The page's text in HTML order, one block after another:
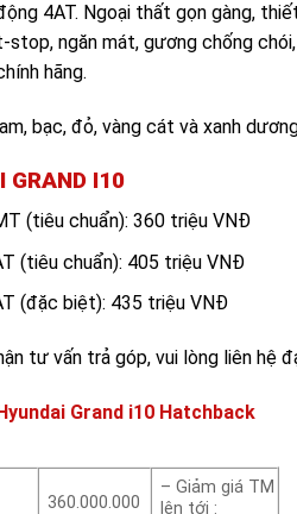
4AT. Ngoại thất gọn gàng,
ngăn mát, gương chống
hãng.
bạc, đỏ, vàng cát và xanh
GRAND I10
(tiêu chuẩn): 360 triệu VNĐ
(tiêu chuẩn): 405 triệu VNĐ
(đặc biệt): 435 triệu VNĐ
tư vấn trả góp, vui lòng liên hệ
Grand i10 Hatchback
360.000.000
– Giảm giá TM
lên tới :